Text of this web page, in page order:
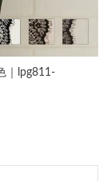
｜lpg811-